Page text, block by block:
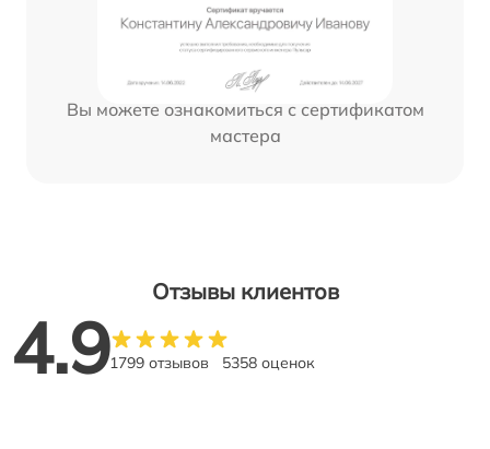
Вы можете ознакомиться с сертификатом
мастера
Отзывы клиентов
4.91799 отзывов 5358 оценок